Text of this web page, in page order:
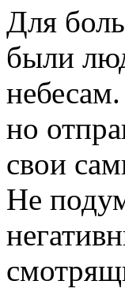
Для
были
но
свои
Не